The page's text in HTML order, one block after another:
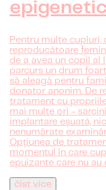
Pentru multe
reproducătoare
de a avea un copil al
parcurs un drum
să aleagă pentru
donator anonim. De
tratament cu
mai multe ori -
implantare eșuată,
nenumărate
Opțiunea de
momentul în care
epuizante care nu
číst více